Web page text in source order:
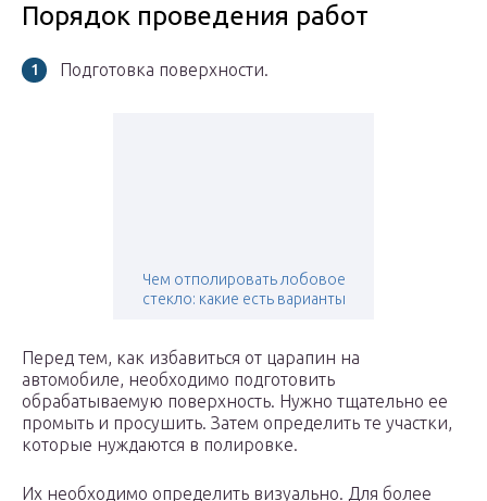
Порядок проведения работ
Подготовка поверхности.
Чем отполировать лобовое
стекло: какие есть варианты
Перед тем, как избавиться от царапин на
автомобиле, необходимо подготовить
обрабатываемую поверхность. Нужно тщательно ее
промыть и просушить. Затем определить те участки,
которые нуждаются в полировке.
Их необходимо определить визуально. Для более